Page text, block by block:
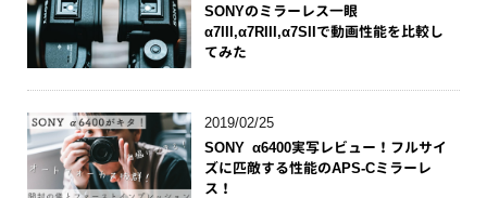
SONYのミラーレス一眼
α7III,α7RIII,α7SIIで動画性能を比較し
てみた
2019/02/25
SONY α6400実写レビュー！フルサイ
ズに匹敵する性能のAPS-Cミラーレ
ス！